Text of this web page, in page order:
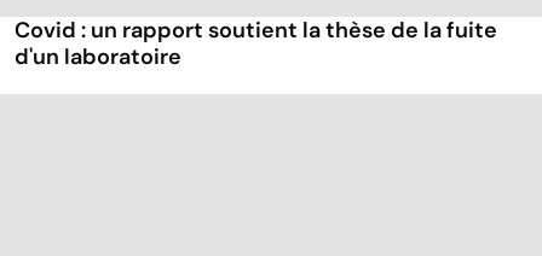
Covid : un rapport soutient la thèse de la fuite
d'un laboratoire